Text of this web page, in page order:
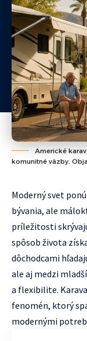
Americké
komunitné väzby.
Moderný svet
bývania, ale
príležitosti
spôsob života
dôchodcami
ale aj medzi
a flexibilite.
fenomén, ktorý
modernými